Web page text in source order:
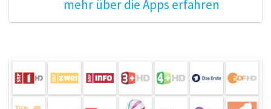
mehr über die Apps erfahren